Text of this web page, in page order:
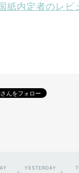
紙内定者のレビ
YESTERDAY